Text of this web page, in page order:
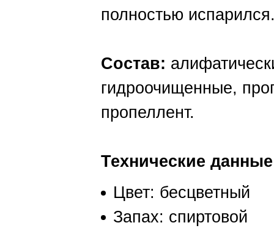
полностью
Состав:
гидроочищенные,
пропеллент.
Технические
Цвет: бесцветный
Запах: спиртовой